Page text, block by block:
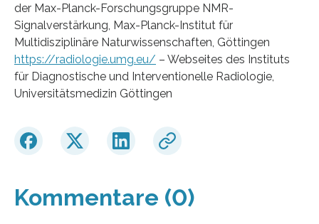
der Max-Planck-Forschungsgruppe NMR-
Signalverstärkung, Max-Planck-Institut für
Multidisziplinäre Naturwissenschaften, Göttingen
https://radiologie.umg.eu/ – Webseites des Instituts
für Diagnostische und Interventionelle Radiologie,
Universitätsmedizin Göttingen
Kommentare (0)